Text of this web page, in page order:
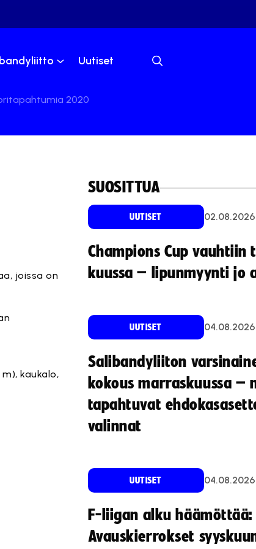
Uutiset
2020
joissa on
kaukalo,
SUOSITTUA
UUTISET 02.08.2026
Champions Cup vauhtiin
kuussa – lipunmyynti jo
UUTISET 04.08.2026
Salibandyliiton
kokous marraskuussa –
tapahtuvat
valinnat
UUTISET 04.08.2026
F-liigan alku häämöttää:
Avauskierrokset